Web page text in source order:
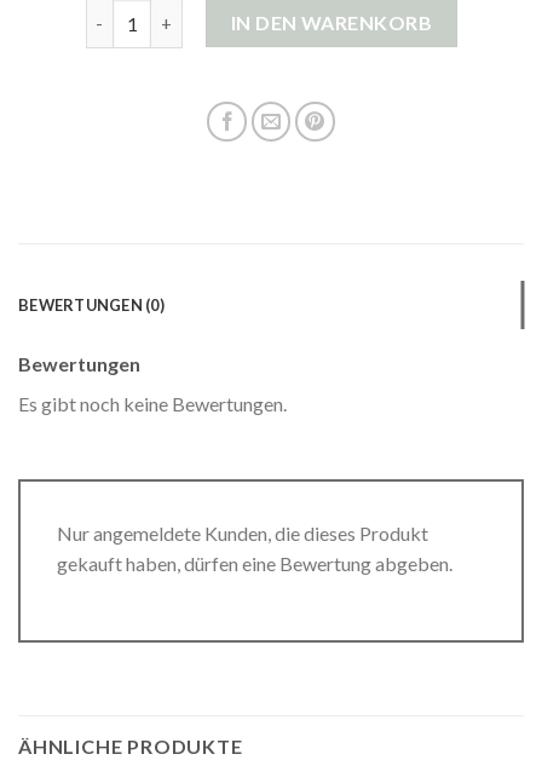
außergewöhnliche strickjacken damen Menge
IN DEN WARENKORB
BEWERTUNGEN (0)
Bewertungen
Es gibt noch keine Bewertungen.
Nur angemeldete Kunden, die dieses Produkt
gekauft haben, dürfen eine Bewertung abgeben.
ÄHNLICHE PRODUKTE